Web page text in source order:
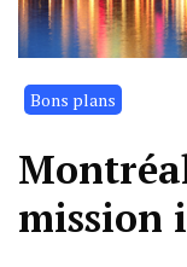
Bons plans
mission